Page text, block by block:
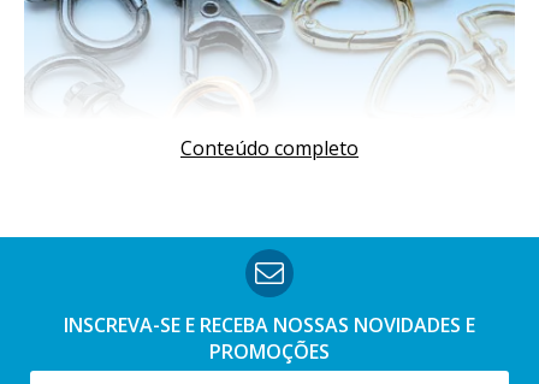
O que é mosquetão?
Conteúdo completo
INSCREVA-SE E RECEBA NOSSAS NOVIDADES E
PROMOÇÕES